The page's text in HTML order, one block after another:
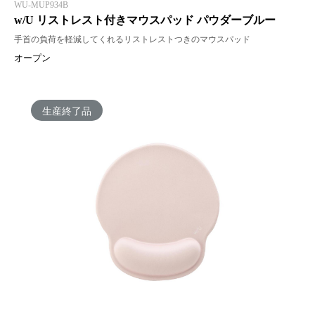
WU-MUP934B
w/U リストレスト付きマウスパッド パウダーブルー
手首の負荷を軽減してくれるリストレストつきのマウスパッド
オープン
生産終了品